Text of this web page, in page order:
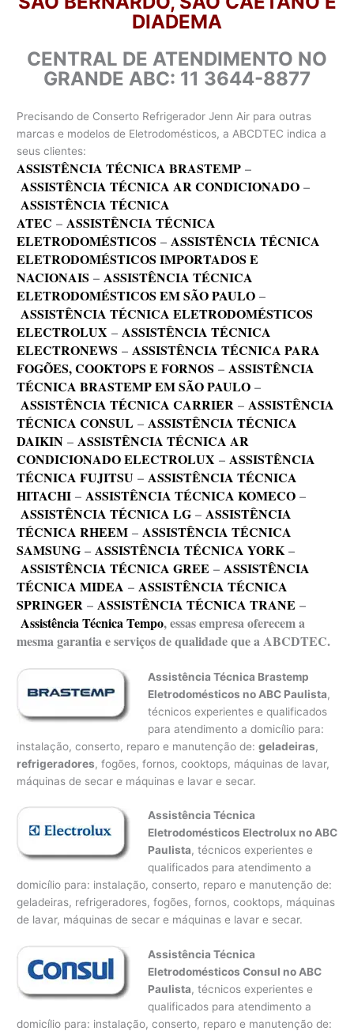
DIADEMA
CENTRAL DE ATENDIMENTO NO
GRANDE ABC: 11 3644-8877
Precisando de Conserto Refrigerador Jenn Air para outras
marcas e modelos de Eletrodomésticos, a ABCDTEC indica a
seus clientes:
ASSISTÊNCIA TÉCNICA BRASTEMP –
ASSISTÊNCIA TÉCNICA AR CONDICIONADO –
ASSISTÊNCIA TÉCNICA
ATEC –ASSISTÊNCIA TÉCNICA
ELETRODOMÉSTICOS –ASSISTÊNCIA TÉCNICA
ELETRODOMÉSTICOS IMPORTADOS E
NACIONAIS –ASSISTÊNCIA TÉCNICA
ELETRODOMÉSTICOS EM SÃO PAULO –
ASSISTÊNCIA TÉCNICA ELETRODOMÉSTICOS
ELECTROLUX –ASSISTÊNCIA TÉCNICA
ELECTRONEWS –ASSISTÊNCIA TÉCNICA PARA
FOGÕES, COOKTOPS E FORNOS –ASSISTÊNCIA
TÉCNICA BRASTEMP EM SÃO PAULO –
ASSISTÊNCIA TÉCNICA CARRIER –ASSISTÊNCIA
TÉCNICA CONSUL –ASSISTÊNCIA TÉCNICA
DAIKIN –ASSISTÊNCIA TÉCNICA AR
CONDICIONADO ELECTROLUX –ASSISTÊNCIA
TÉCNICA FUJITSU –ASSISTÊNCIA TÉCNICA
HITACHI –ASSISTÊNCIA TÉCNICA KOMECO –
ASSISTÊNCIA TÉCNICA LG –ASSISTÊNCIA
TÉCNICA RHEEM –ASSISTÊNCIA TÉCNICA
SAMSUNG –ASSISTÊNCIA TÉCNICA YORK–
ASSISTÊNCIA TÉCNICA GREE –ASSISTÊNCIA
TÉCNICA MIDEA –ASSISTÊNCIA TÉCNICA
SPRINGER –ASSISTÊNCIA TÉCNICA TRANE –
Assistência Técnica Tempo, essas empresa oferecem a
mesma garantia e serviços de qualidade que a ABCDTEC.
Assistência Técnica Brastemp
Eletrodomésticos no ABC Paulista,
técnicos experientes e qualificados
para atendimento a domicílio para:
instalação, conserto, reparo e manutenção de:geladeiras,
refrigeradores, fogões, fornos, cooktops, máquinas de lavar,
máquinas de secar e máquinas e lavar e secar.
Assistência Técnica
Eletrodomésticos Electrolux no ABC
Paulista, técnicos experientes e
qualificados para atendimento a
domicílio para: instalação, conserto, reparo e manutenção de:
geladeiras, refrigeradores, fogões, fornos, cooktops, máquinas
de lavar, máquinas de secar e máquinas e lavar e secar.
Assistência Técnica
Eletrodomésticos Consul no ABC
Paulista, técnicos experientes e
qualificados para atendimento a
domicílio para: instalação, conserto, reparo e manutenção de: